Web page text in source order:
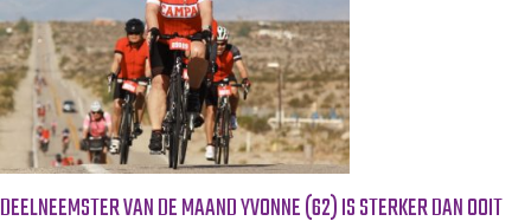
DEELNEEMSTER VAN DE MAAND YVONNE (62) IS STERKER DAN OOIT